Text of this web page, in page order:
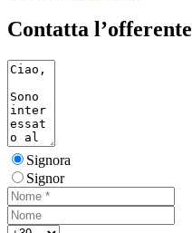
Contatta l’offerente
Signora
Signor